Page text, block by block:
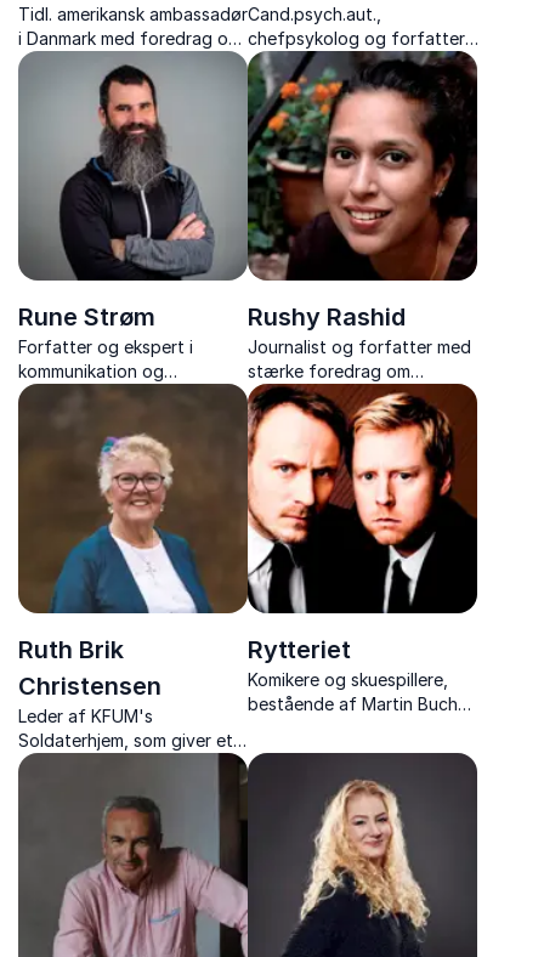
Tidl. amerikansk ambassadør
i Danmark med foredrag om
diplomati, mangfoldighed
og moderne lederskab.
Cand.psych.aut.,
chefpsykolog og forfatter,
der omsætter ny forskning
til inspirerende og praktisk
viden om psykologi, digital
trivsel og selvkontrol.
Rune Strøm
Forfatter og ekspert i
kommunikation og
konflikthåndtering, med
foredrag der giver stærke
redskaber.
Rushy Rashid
Journalist og forfatter med
stærke foredrag om
kulturmøder, demokrati og
mangfoldighed – baseret på
egne livserfaringer.
Ruth Brik
Christensen
Leder af KFUM's
Soldaterhjem, som giver et
unikt indblik i livet med
brændpunkter – fortalt med
varme, humor og dyb
Rytteriet
Komikere og skuespillere,
bestående af Martin Buch
leverer humor og satire i
topklasse